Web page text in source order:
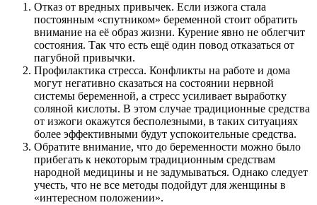
Отказ от вредных привычек. Если изжога стала
постоянным «спутником» беременной стоит обратить
внимание на её образ жизни. Курение явно не облегчит
состояния. Так что есть ещё один повод отказаться от
пагубной привычки.
Профилактика стресса. Конфликты на работе и дома
могут негативно сказаться на состоянии нервной
системы беременной, а стресс усиливает выработку
соляной кислоты. В этом случае традиционные средства
от изжоги окажутся бесполезными, в таких ситуациях
более эффективными будут успокоительные средства.
Обратите внимание, что до беременности можно было
прибегать к некоторым традиционным средствам
народной медицины и не задумываться. Однако следует
учесть, что не все методы подойдут для женщины в
«интересном положении».